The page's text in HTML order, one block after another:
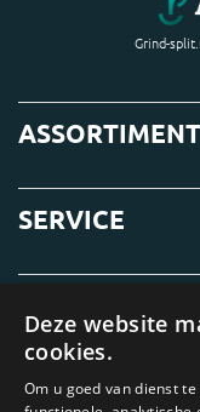
Grind-
ASSORTIMENT
SERVICE
Deze website
cookies.
Om u goed van dienst